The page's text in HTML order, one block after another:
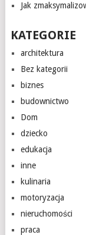
Jak
KATEGORIE
architektura
Bez kategorii
biznes
budownictwo
Dom
dziecko
edukacja
inne
kulinaria
motoryzacja
nieruchomości
praca